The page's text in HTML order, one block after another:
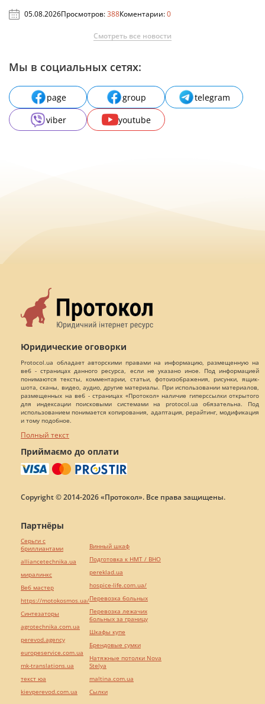
05.08.2026Просмотров:388Коментарии:0
Смотреть все новости
Мы в социальных сетях:
page group
telegram
viber
youtube
Юридические оговорки
Protocol.ua обладает авторскими правами на информацию, размещенную на
веб - страницах данного ресурса, если не указано иное. Под информацией
понимаются тексты, комментарии, статьи, фотоизображения, рисунки, ящик-
шота, сканы, видео, аудио, другие материалы. При использовании материалов,
размещенных на веб - страницах «Протокол» наличие гиперссылки открытого
для индексации поисковыми системами на protocol.ua обязательна. Под
использованием понимается копирования, адаптация, рерайтинг, модификация
и тому подобное.
Полный текст
Приймаємо до оплати
Copyright © 2014-2026 «Протокол». Все права защищены.
Партнёры
Серьги с
бриллиантами
alliancetechnika.ua
миралинкс
Веб мастер
https://motokosmos.ua/
Синтезаторы
agrotechnika.com.ua
perevod.agency
europeservice.com.ua
mk-translations.ua
текст юа
kievperevod.com.ua
Винный шкаф
Подготовка к НМТ / ВНО
pereklad.ua
hospice-life.com.ua/
Перевозка больных
Перевозка лежачих
больных за границу
Шкафы купе
Брендовые сумки
Натяжные потолки Nova
Stelya
maltina.com.ua
Cылки